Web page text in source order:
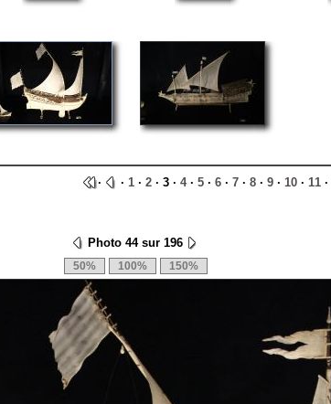
· · 1 · 2 · 3 · 4· 5 · 6 · 7 · 8 · 9 · 10 · 11 ·
Photo 44 sur 196